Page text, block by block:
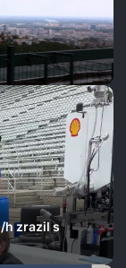
h zrazil s